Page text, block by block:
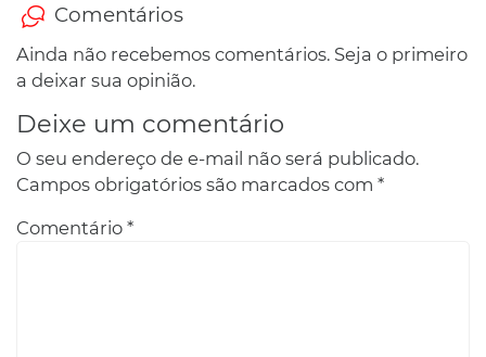
Comentários
Ainda não recebemos comentários. Seja o primeiro
a deixar sua opinião.
Deixe um comentário
O seu endereço de e-mail não será publicado.
Campos obrigatórios são marcados com *
Comentário *